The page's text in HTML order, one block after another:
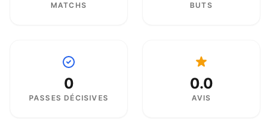
MATCHS BUTS
0
PASSES DÉCISIVES
0.0
AVIS